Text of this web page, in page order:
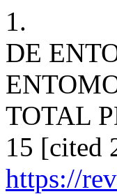
1.
DE
TOTAL
15 [cited
https://